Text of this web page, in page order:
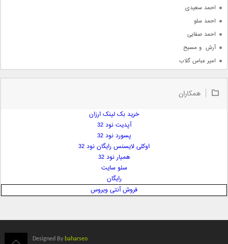
احمد سعیدی
احمد سلو
احمد صفایی
آرش  و مسیح
امیر عباس گلاب
امیر علی
ایمان غلامی
بابک جهانبخش
همکاران
خرید بک لینک ارزان
آپدیت نود 32
پسورد نود 32
اوکلی لایسنس رایگان نود 32
همیار نود 32
سئو سایت
رایگان
فروش آنتی ویروس
Designed By baharseo